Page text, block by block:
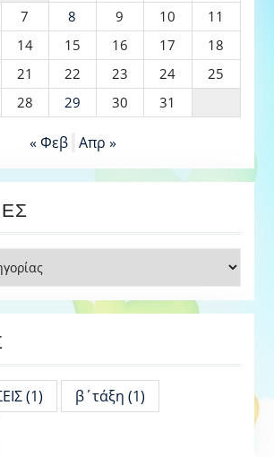
7 8 9 10
11
14 15 16 17
18
21 22 23 24
25
28 29 30 31
« Φεβ Απρ »
(1) β΄τάξη (1)